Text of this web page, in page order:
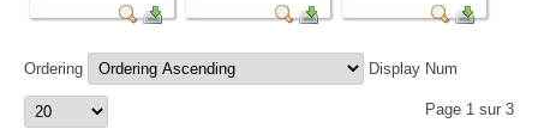
Ordering Display Num
Page 1 sur 3